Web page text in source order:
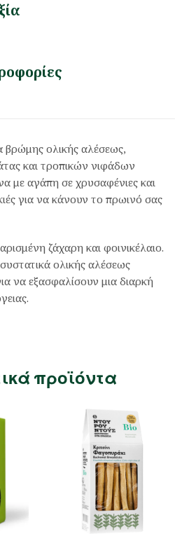
βρώμης ολικής αλέσεως,
και τροπικών νιφάδων
με αγάπη σε χρυσαφένιες και
για να κάνουν το πρωινό σας
ζάχαρη και φοινικέλαιο.
ολικής αλέσεως
να εξασφαλίσουν μια διαρκή
προϊόντα